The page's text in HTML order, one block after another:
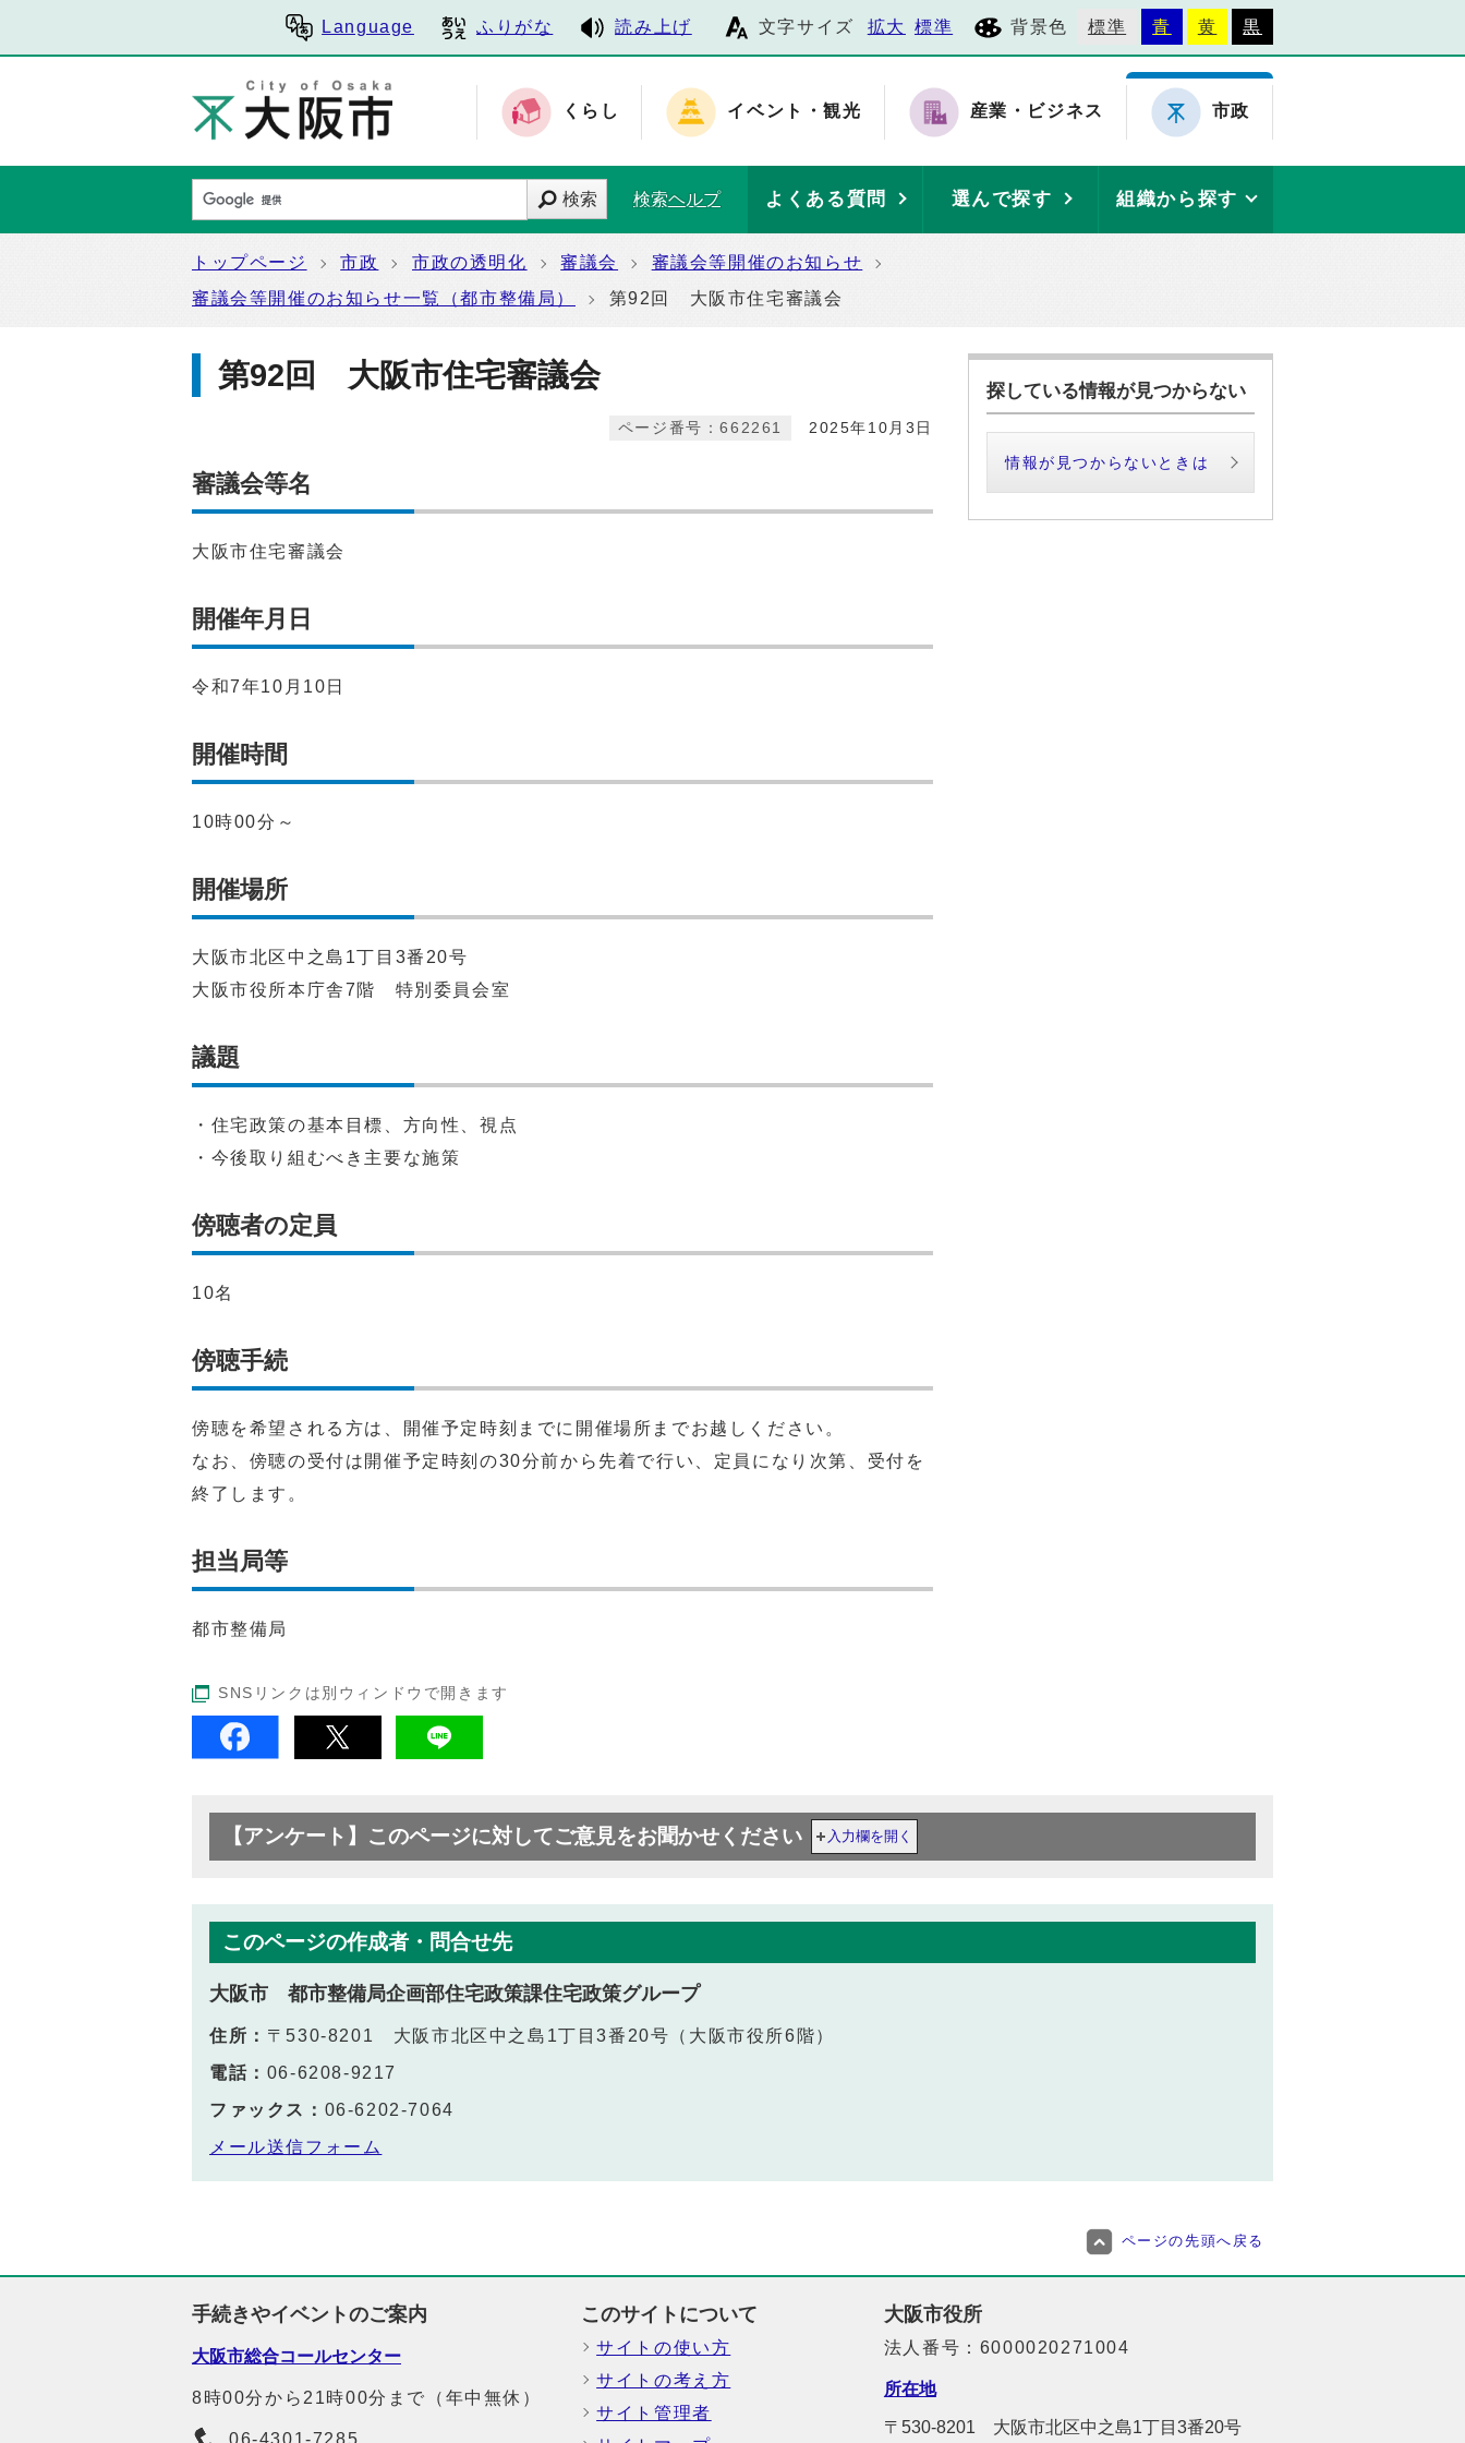
Language ふりがな 読み上げ 文字サイズ 拡大 標準 背景色 標準 青 黄 黒
くらし イベント・観光 産業・ビジネス 市政
検索 検索ヘルプ よくある質問 選んで探す 組織から探す
トップページ 市政 市政の透明化 審議会
審議会等開催のお知らせ
審議会等開催のお知らせ一覧（都市整備局）
第92回 大阪市住宅審議会
第92回 大阪市住宅審議会
2025年10月3日
ページ番号：662261
審議会等名
大阪市住宅審議会
開催年月日
令和7年10月10日
開催時間
10時00分～
開催場所
⼤阪市北区中之島1丁目3番20号
⼤阪市役所本庁舎7階 特別委員会室
議題
・住宅政策の基本目標、方向性、視点
・今後取り組むべき主要な施策
傍聴者の定員
10名
傍聴手続
傍聴を希望される方は、開催予定時刻までに開催場所までお越しください。
なお、傍聴の受付は開催予定時刻の30分前から先着で行い、定員になり次第、受付を
終了します。
担当局等
都市整備局
SNSリンクは別ウィンドウで開きます
探している情報が見つからない
情報が見つからないときは
【アンケート】このページに対してご意見をお聞かせください 入力欄を開く
このページの作成者・問合せ先
大阪市 都市整備局企画部住宅政策課住宅政策グループ
住所： 〒530-8201 大阪市北区中之島1丁目3番20号（大阪市役所6階）
電話： 06-6208-9217
ファックス： 06-6202-7064
メール送信フォーム
ページの先頭へ戻る
手続きやイベントのご案内
大阪市総合コールセンター
8時00分から21時00分まで（年中無休）
06-4301-7285
このサイトについて
サイトの使い方
サイトの考え方
サイト管理者
大阪市役所
法人番号：6000020271004
所在地
〒530-8201 大阪市北区中之島1丁目3番20号